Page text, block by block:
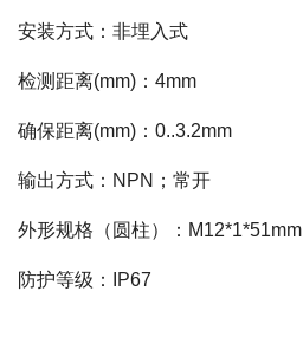
安装方式：非埋入式
检测距离(mm)：4mm
确保距离(mm)：0..3.2mm
输出方式：NPN；常开
外形规格（圆柱）：M12*1*51mm
防护等级：IP67